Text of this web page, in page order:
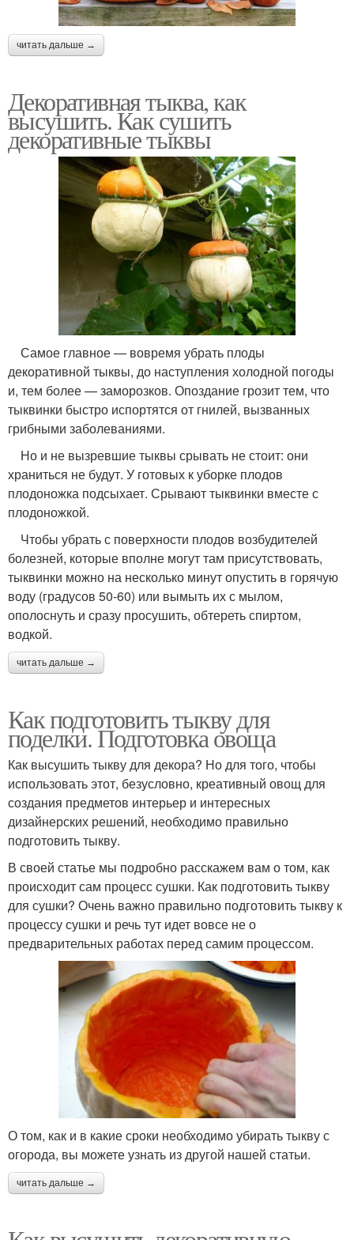
читать дальше →
Декоративная тыква, как
высушить. Как сушить
декоративные тыквы
Самое главное — вовремя убрать плоды
декоративной тыквы, до наступления холодной погоды
и, тем более — заморозков. Опоздание грозит тем, что
тыквинки быстро испортятся от гнилей, вызванных
грибными заболеваниями.
Но и не вызревшие тыквы срывать не стоит: они
храниться не будут. У готовых к уборке плодов
плодоножка подсыхает. Срывают тыквинки вместе с
плодоножкой.
Чтобы убрать с поверхности плодов возбудителей
болезней, которые вполне могут там присутствовать,
тыквинки можно на несколько минут опустить в горячую
воду (градусов 50-60) или вымыть их с мылом,
ополоснуть и сразу просушить, обтереть спиртом,
водкой.
читать дальше →
Как подготовить тыкву для
поделки. Подготовка овоща
Как высушить тыкву для декора? Но для того, чтобы
использовать этот, безусловно, креативный овощ для
создания предметов интерьер и интересных
дизайнерских решений, необходимо правильно
подготовить тыкву.
В своей статье мы подробно расскажем вам о том, как
происходит сам процесс сушки. Как подготовить тыкву
для сушки? Очень важно правильно подготовить тыкву к
процессу сушки и речь тут идет вовсе не о
предварительных работах перед самим процессом.
О том, как и в какие сроки необходимо убирать тыкву с
огорода, вы можете узнать из другой нашей статьи.
читать дальше →